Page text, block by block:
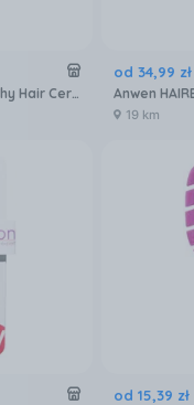
Olivia Garden Healthy Hair Ceramic Ionic Thermal Szczotka do Włosów Hh-33
od 34,99 zł
19 km
od 15,39 zł